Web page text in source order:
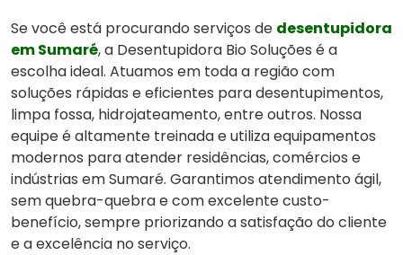
Se você está procurando serviços de desentupidora
em Sumaré, a Desentupidora Bio Soluções é a
escolha ideal. Atuamos em toda a região com
soluções rápidas e eficientes para desentupimentos,
limpa fossa, hidrojateamento, entre outros. Nossa
equipe é altamente treinada e utiliza equipamentos
modernos para atender residências, comércios e
indústrias em Sumaré. Garantimos atendimento ágil,
sem quebra-quebra e com excelente custo-
benefício, sempre priorizando a satisfação do cliente
e a excelência no serviço.